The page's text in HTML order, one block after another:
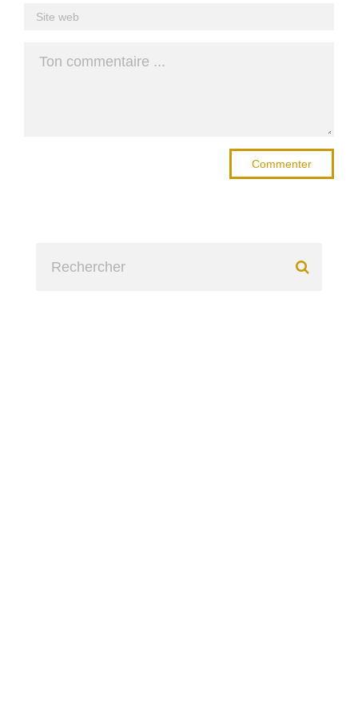
Commenter